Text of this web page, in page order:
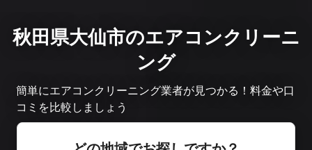
秋田県大仙市のエアコンクリーニ
ング
簡単にエアコンクリーニング業者が見つかる！料金や口
コミを比較しましょう